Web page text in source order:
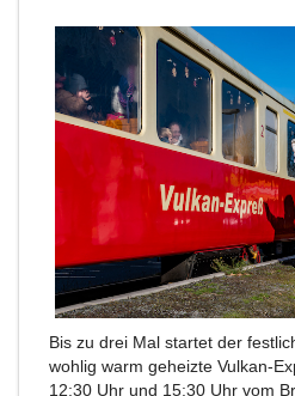
Bis zu drei Mal startet der
wohlig warm geheizte Vulkan-
12:30 Uhr und 15:30 Uhr vom